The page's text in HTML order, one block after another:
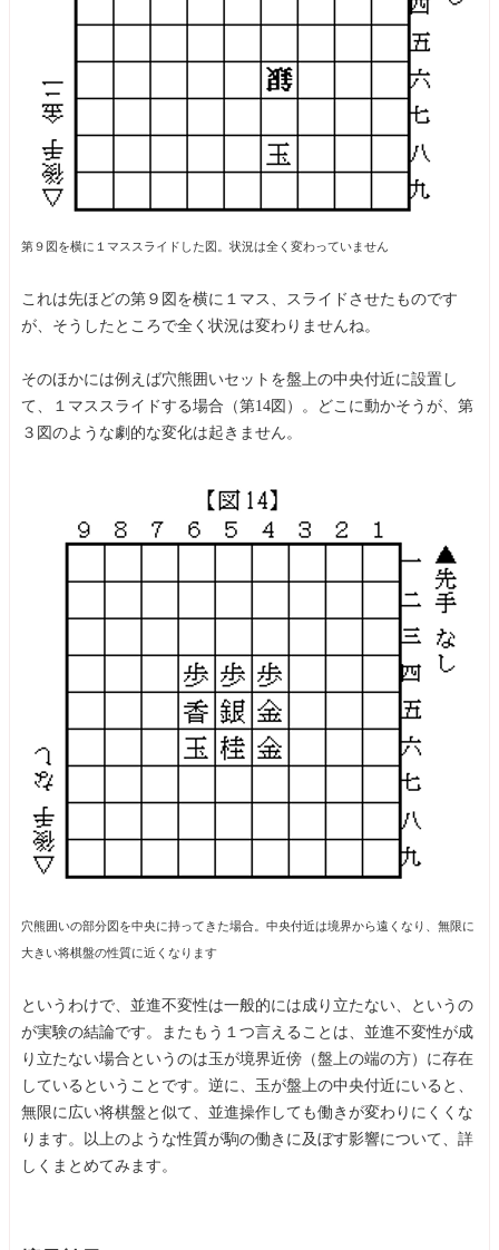
第９図を横に１マススライドした図。状況は全く変わっていません
これは先ほどの第９図を横に１マス、スライドさせたものです
が、そうしたところで全く状況は変わりませんね。
そのほかには例えば穴熊囲いセットを盤上の中央付近に設置し
て、１マススライドする場合（第14図）。どこに動かそうが、第
３図のような劇的な変化は起きません。
穴熊囲いの部分図を中央に持ってきた場合。中央付近は境界から遠くなり、無限に
大きい将棋盤の性質に近くなります
というわけで、並進不変性は一般的には成り立たない、というの
が実験の結論です。またもう１つ言えることは、並進不変性が成
り立たない場合というのは玉が境界近傍（盤上の端の方）に存在
しているということです。逆に、玉が盤上の中央付近にいると、
無限に広い将棋盤と似て、並進操作しても働きが変わりにくくな
ります。以上のような性質が駒の働きに及ぼす影響について、詳
しくまとめてみます。